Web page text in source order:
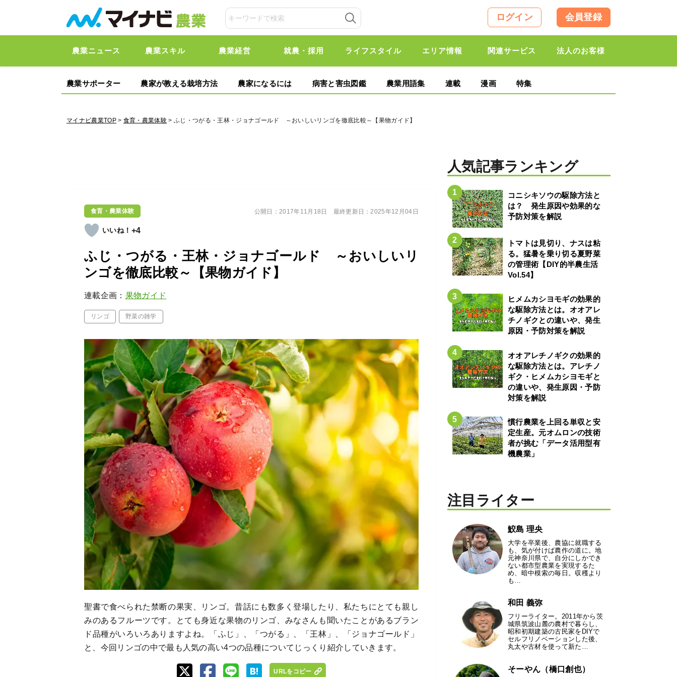
ログイン 会員登録
農業ニュース 農業スキル 農業経営 就農・採用 ライフスタイル エリア情報 関連サービス 法人のお客様
農業サポーター 農家が教える栽培方法 農家になるには 病害と害虫図鑑 農業用語集 連載 漫画 特集
マイナビ農業TOP> 食育・農業体験 > ふじ・つがる・王林・ジョナゴールド ～おいしいリンゴを徹底比較～【果物ガイド】
食育・農業体験
+4
ふじ・つがる・王林・ジョナゴールド ～おいしいリ
ンゴを徹底比較～【果物ガイド】
連載企画： 果物ガイド
リンゴ 野菜の雑学
公開日：2017年11月18日 最終更新日：2025年12月04日
聖書で食べられた禁断の果実、リンゴ。昔話にも数多く登場したり、私たちにとても親し
みのあるフルーツです。とても身近な果物のリンゴ、みなさんも聞いたことがあるブラン
ド品種がいろいろありますよね。「ふじ」、「つがる」、「王林」、「ジョナゴールド」
と、今回リンゴの中で最も人気の高い4つの品種についてじっくり紹介していきます。
URLをコピー
人気記事ランキング
コニシキソウの駆除方法と
は？ 発生原因や効果的な
予防対策を解説
トマトは見切り、ナスは粘
る。猛暑を乗り切る夏野菜
の管理術【DIY的半農生活
Vol.54】
ヒメムカシヨモギの効果的
な駆除方法とは。オオアレ
チノギクとの違いや、発生
原因・予防対策を解説
オオアレチノギクの効果的
な駆除方法とは。アレチノ
ギク・ヒメムカシヨモギと
の違いや、発生原因・予防
対策を解説
慣行農業を上回る単収と安
定生産。元オムロンの技術
者が挑む「データ活用型有
機農業」
注目ライター
鮫島 理央
大学を卒業後、農協に就職する
も、気が付けば農作の道に。地
元神奈川県で、自分にしかでき
ない都市型農業を実現するた
め、暗中模索の毎日。収穫より
も…
和田 義弥
フリーライター。2011年から茨
城県筑波山麓の農村で暮らし、
昭和初期建築の古民家をDIYで
セルフリノベーションした後、
丸太や古材を使って新た…
そーやん（橋口創也）